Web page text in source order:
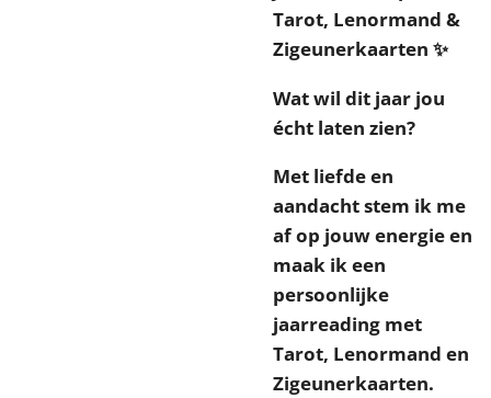
Tarot, Lenormand &
Zigeunerkaarten ✨
Wat wil dit jaar jou
écht laten zien?
Met liefde en
aandacht stem ik me
af op jouw energie en
maak ik een
persoonlijke
jaarreading met
Tarot, Lenormand en
Zigeunerkaarten.